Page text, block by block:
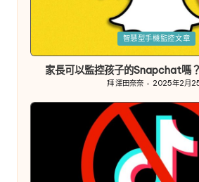
於
智慧型手機監控文章
家長可以監控孩子的Snapchat嗎
發
者
拜澤田奈奈 2025年2月